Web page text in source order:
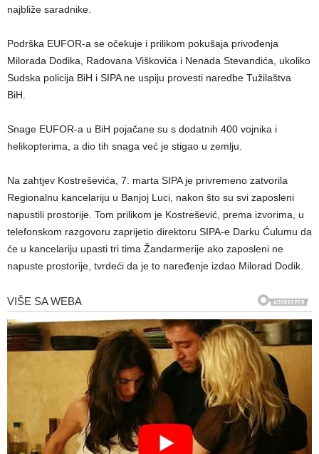
najbliže saradnike.
Podrška EUFOR-a se očekuje i prilikom pokušaja privođenja
Milorada Dodika, Radovana Viškovića i Nenada Stevandića, ukoliko
Sudska policija BiH i SIPA ne uspiju provesti naredbe Tužilaštva
BiH.
Snage EUFOR-a u BiH pojačane su s dodatnih 400 vojnika i
helikopterima, a dio tih snaga već je stigao u zemlju.
Na zahtjev Kostreševića, 7. marta SIPA je privremeno zatvorila
Regionalnu kancelariju u Banjoj Luci, nakon što su svi zaposleni
napustili prostorije. Tom prilikom je Kostrešević, prema izvorima, u
telefonskom razgovoru zaprijetio direktoru SIPA-e Darku Ćulumu da
će u kancelariju upasti tri tima Žandarmerije ako zaposleni ne
napuste prostorije, tvrdeći da je to naređenje izdao Milorad Dodik.